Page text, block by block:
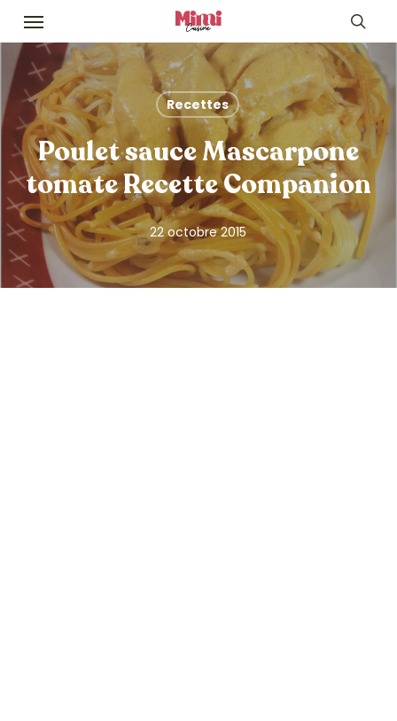
Skip
main
content
Menu
Recettes
Poulet sauce Mascarpone
tomate Recette Companion
22 octobre 2015